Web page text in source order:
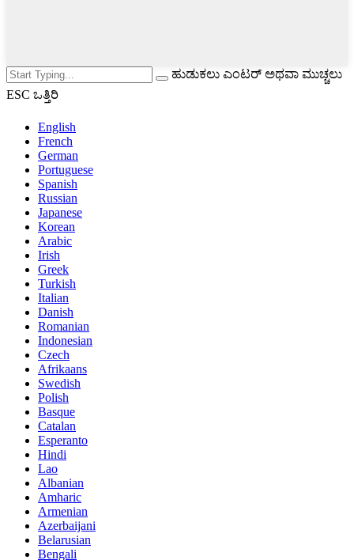
ಹುಡುಕಲು ಎಂಟರ್ ಅಥವಾ ಮುಚ್ಚಲು
ESC ಒತ್ತಿರಿ
English
French
German
Portuguese
Spanish
Russian
Japanese
Korean
Arabic
Irish
Greek
Turkish
Italian
Danish
Romanian
Indonesian
Czech
Afrikaans
Swedish
Polish
Basque
Catalan
Esperanto
Hindi
Lao
Albanian
Amharic
Armenian
Azerbaijani
Belarusian
Bengali